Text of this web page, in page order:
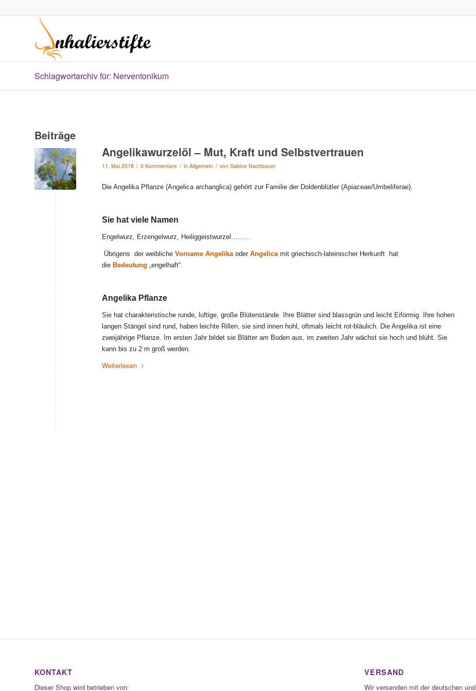
Schlagwortarchiv für: Nerventonikum
Beiträge
Angelikawurzelöl – Mut, Kraft und Selbstvertrauen
11. Mai 2018 / 0 Kommentare / in Allgemein / von Sabine Nachbauer
Die Angelika Pflanze (Angelica archanglica) gehört zur Familie der Doldenblütler (Apiaceae/Umbeliferae).
Sie hat viele Namen
Engelwurz, Erzengelwurz, Heiliggeistwurzel………
Übrigens der weibliche Vorname Angelikaoder Angelicamit griechisch-lateinischer Herkunft hat
die Bedeutung „engelhaft“.
Angelika Pflanze
Sie hat charakteristische runde, luftige, große Blütenstände. Ihre Blätter sind blassgrün und leicht Eiförmig. Ihre hohen
langen Stängel sind rund, haben leichte Rillen, sie sind innen hohl, oftmals leicht rot-bläulich. Die Angelika ist eine
zweijährige Pflanze. Im ersten Jahr bildet sie Blätter am Boden aus, im zweiten Jahr wächst sie hoch und blüht. Sie
kann bis zu 2 m groß werden.
Weiterlesen
KONTAKT
Dieser Shop wird betrieben von:
VERSAND
Wir versenden mit der deutschen und